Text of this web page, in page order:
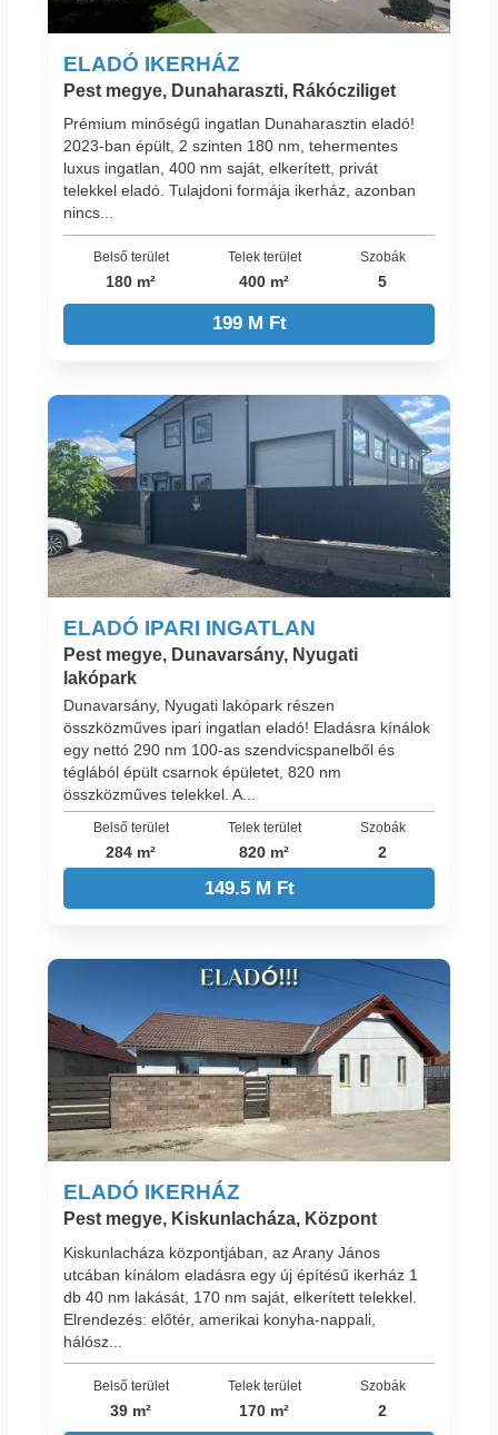
ELADÓ IKERHÁZ
Pest megye, Dunaharaszti, Rákócziliget
Prémium minőségű ingatlan Dunaharasztin eladó!
2023-ban épült, 2 szinten 180 nm, tehermentes
luxus ingatlan, 400 nm saját, elkerített, privát
telekkel eladó. Tulajdoni formája ikerház, azonban
nincs...
Belső terület
180 m²
Telek terület
400 m²
Szobák
5
199 M Ft
ELADÓ IPARI INGATLAN
Pest megye, Dunavarsány, Nyugati
lakópark
Dunavarsány, Nyugati lakópark részen
összközműves ipari ingatlan eladó! Eladásra kínálok
egy nettó 290 nm 100-as szendvicspanelből és
téglából épült csarnok épületet, 820 nm
összközműves telekkel. A...
Belső terület
284 m²
Telek terület
820 m²
Szobák
2
149.5 M Ft
ELADÓ IKERHÁZ
Pest megye, Kiskunlacháza, Központ
Kiskunlacháza központjában, az Arany János
utcában kínálom eladásra egy új építésű ikerház 1
db 40 nm lakását, 170 nm saját, elkerített telekkel.
Elrendezés: előtér, amerikai konyha-nappali,
hálósz...
Belső terület
39 m²
Telek terület
170 m²
Szobák
2